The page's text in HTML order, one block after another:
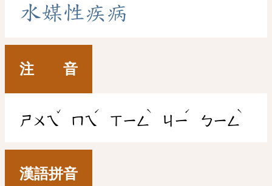
水媒性疾病
注 音
ㄕㄨㄟ
ˇ
ㄇㄟ
ˊ
ㄒㄧㄥ
ˋ
ㄐㄧ
ˊ
ㄅㄧㄥ
ˋ
漢語拼音